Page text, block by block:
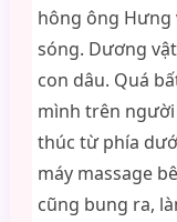
hông ông Hưng
sóng. Dương
con dâu. Quá
mình trên
thúc từ phía
máy massage
cũng bung ra,